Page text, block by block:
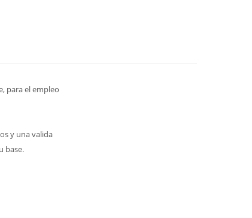
para el empleo
y una valida
base.